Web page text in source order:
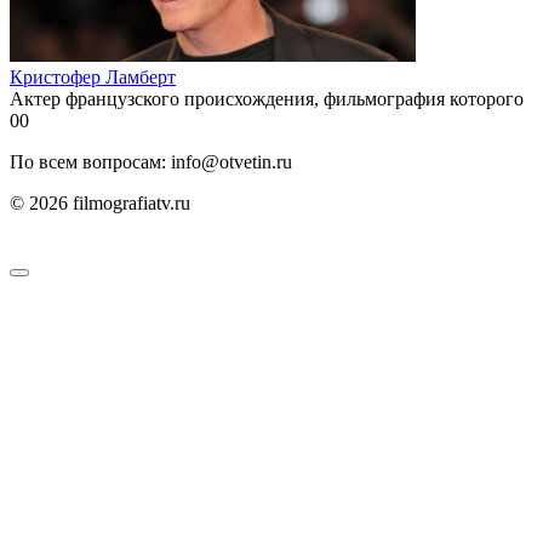
Кристофер Ламберт
Актер французского происхождения, фильмография которого
00
По всем вопросам: info@otvetin.ru
© 2026 filmografiatv.ru